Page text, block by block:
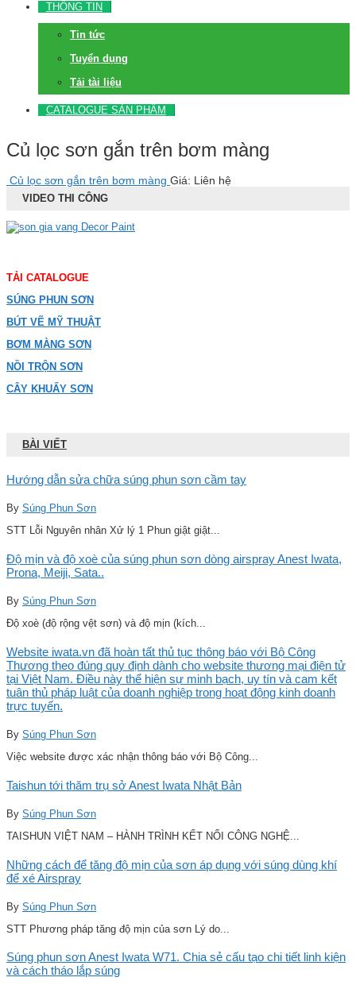
THÔNG TIN
Tin tức
Tuyển dụng
Tải tài liệu
CATALOGUE SẢN PHẨM
Củ lọc sơn gắn trên bơm màng
Củ lọc sơn gắn trên bơm màng Giá: Liên hệ
VIDEO THI CÔNG
TẢI CATALOGUE
SÚNG PHUN SƠN
BÚT VẼ MỸ THUẬT
BƠM MÀNG SƠN
NỒI TRỘN SƠN
CÂY KHUẤY SƠN
BÀI VIẾT
Hướng dẫn sửa chữa súng phun sơn cầm tay
By Súng Phun Sơn
STT Lỗi Nguyên nhân Xử lý 1 Phun giật giật...
Độ mịn và độ xoè của súng phun sơn dòng airspray Anest Iwata,
Prona, Meiji, Sata..
By Súng Phun Sơn
Độ xoè (độ rộng vệt sơn) và độ mịn (kích...
Website iwata.vn đã hoàn tất thủ tục thông báo với Bộ Công
Thương theo đúng quy định dành cho website thương mại điện tử
tại Việt Nam. Điều này thể hiện sự minh bạch, uy tín và cam kết
tuân thủ pháp luật của doanh nghiệp trong hoạt động kinh doanh
trực tuyến.
By Súng Phun Sơn
Việc website được xác nhận thông báo với Bộ Công...
Taishun tới thăm trụ sở Anest Iwata Nhật Bản
By Súng Phun Sơn
TAISHUN VIỆT NAM – HÀNH TRÌNH KẾT NỐI CÔNG NGHỆ...
Những cách để tăng độ mịn của sơn áp dụng với súng dùng khí
để xé Airspray
By Súng Phun Sơn
STT Phương pháp tăng độ mịn của sơn Lý do...
Súng phun sơn Anest Iwata W71. Chia sẻ cấu tạo chi tiết linh kiện
và cách tháo lắp súng